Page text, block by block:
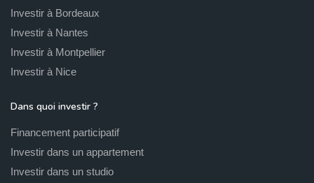
Investir à Bordeaux
Investir à Nantes
Investir à Montpellier
Investir à Nice
Dans quoi investir ?
Financement participatif
Investir dans un appartement
Investir dans un studio